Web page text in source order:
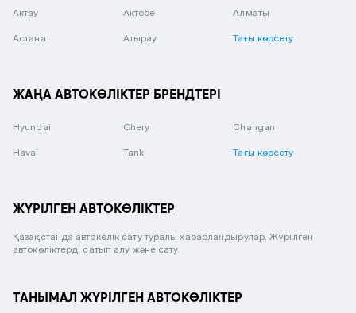
Актау Актобе Алматы
Астана Атырау Тағы көрсету
ЖАҢА АВТОКӨЛІКТЕР БРЕНДТЕРІ
Hyundai Chery Changan
Haval Tank Тағы көрсету
ЖҮРІЛГЕН АВТОКӨЛІКТЕР
Қазақстанда автокөлік сату туралы хабарландырулар. Жүрілген
автокөліктерді сатып алу және сату.
ТАНЫМАЛ ЖҮРІЛГЕН АВТОКӨЛІКТЕР